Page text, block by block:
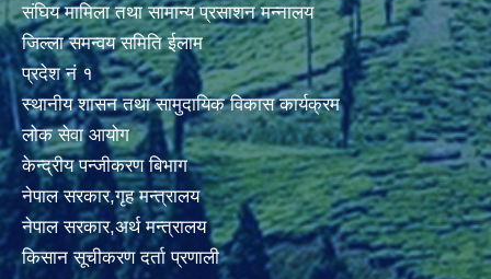
संघिय मामिला तथा सामान्य प्रसाशन मन्नालय
जिल्ला समन्वय समिति ईलाम
प्रदेश नं १
स्थानीय शासन तथा सामुदायिक विकास कार्यक्रम
लोक सेवा आयोग
केन्द्रीय पन्जीकरण बिभाग
नेपाल सरकार,गृह मन्त्रालय
नेपाल सरकार,अर्थ मन्त्रालय
किसान सूचीकरण दर्ता प्रणाली